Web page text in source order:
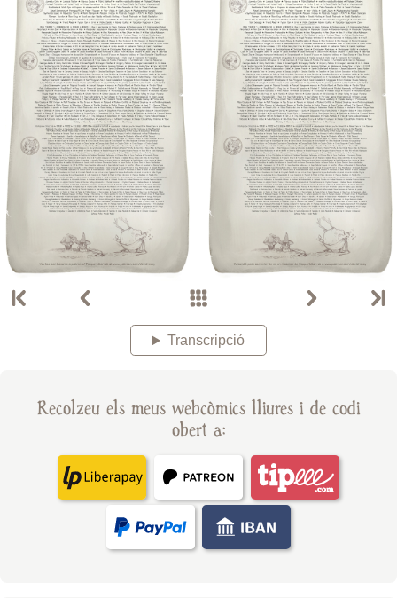
Transcripció
Recolzeu els meus webcòmics lliures i de codi
obert a: